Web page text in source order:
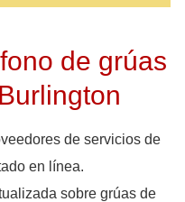
de grúas
de servicios de
en línea.
sobre grúas de